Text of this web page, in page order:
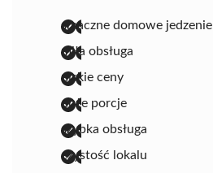
smaczne domowe jedzenie
miła obsługa
niskie ceny
duże porcje
szybka obsługa
czystość lokalu